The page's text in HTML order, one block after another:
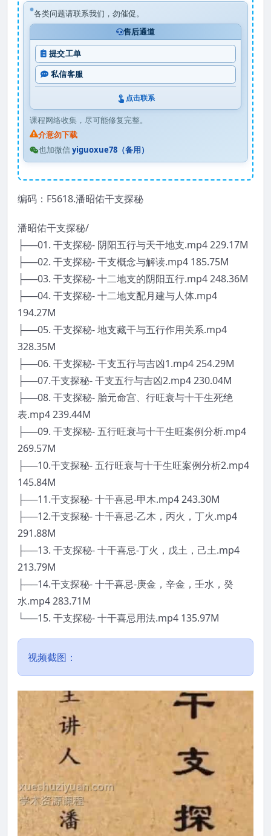
各类问题请联系我们，勿催促。
售后通道
提交工单
私信客服
点击联系
课程网络收集，尽可能修复完整。
介意勿下载
也加微信yiguoxue78（备用）
编码：F5618.潘昭佑干支探秘
潘昭佑干支探秘/
├──01. 干支探秘- 阴阳五行与天干地支.mp4 229.17M
├──02. 干支探秘- 干支概念与解读.mp4 185.75M
├──03. 干支探秘- 十二地支的阴阳五行.mp4 248.36M
├──04. 干支探秘- 十二地支配月建与人体.mp4
194.27M
├──05. 干支探秘- 地支藏干与五行作用关系.mp4
328.35M
├──06. 干支探秘- 干支五行与吉凶1.mp4 254.29M
├──07.干支探秘- 干支五行与吉凶2.mp4 230.04M
├──08. 干支探秘- 胎元命宫、行旺衰与十干生死绝
表.mp4 239.44M
├──09. 干支探秘- 五行旺衰与十干生旺案例分析.mp4
269.57M
├──10.干支探秘- 五行旺衰与十干生旺案例分析2.mp4
145.84M
├──11.干支探秘- 十干喜忌-甲木.mp4 243.30M
├──12.干支探秘- 十干喜忌-乙木，丙火，丁火.mp4
291.88M
├──13. 干支探秘- 十干喜忌-丁火，戊土，己土.mp4
213.79M
├──14.干支探秘- 十干喜忌-庚金，辛金，壬水，癸
水.mp4 283.71M
└──15. 干支探秘- 十干喜忌用法.mp4 135.97M
视频截图：